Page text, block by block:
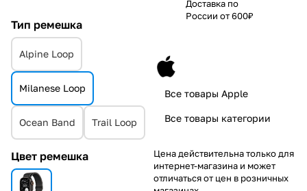
Тип ремешка
Alpine Loop
Milanese Loop
Ocean Band Trail Loop
Цвет ремешка
Доставка по
России от 600₽
Все товары Apple
Все товары категории
Цена действительна только для
интернет-магазина и может
отличаться от цен в розничных